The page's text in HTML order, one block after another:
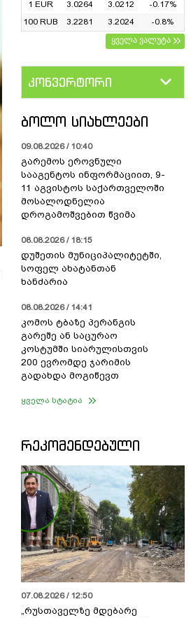
1 EUR
3.0264 3.0212
-0.17%
100 RUB
3.2281 3.2024
-0.8%
ყველა ვალუტა
კონვერტორი
ᲑᲝᲚᲝ ᲡᲘᲐᲮᲚᲔᲔᲑᲘ
09.08.2026 / 10:40
გარემოს ეროვნული
სააგენტოს ინფორმაციით, 9-
11 აგვისტოს საქართველოში
მოსალოდნელია
დროგამოშვებით წვიმა
08.08.2026 / 18:15
დუშეთის მუნიციპალიტეტში,
სოფელ ახატანთან
ხანძარია
08.08.2026 / 14:41
კომოს ტბაზე პერანგის
გარეშე ან საცურაო
კოსტუმში სიარულისთვის
200 ევრომდე ჯარიმის
გადახდა მოგიწევთ
ყველა სტატია
ᲠᲔᲙᲝᲛᲔᲜᲓᲔᲑᲣᲚᲘ
07.08.2026 / 12:50
„რუსთაველზე მდებარე